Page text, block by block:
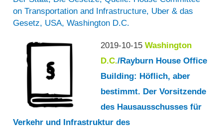
on Transportation and Infrastructure, Uber & das
Gesetz, USA,Washington D.C.
2019-10-15 Washington
D.C./Rayburn House Office
Building: Höflich, aber
bestimmt. Der Vorsitzende
des Hausausschusses für
Verkehr und Infrastruktur des